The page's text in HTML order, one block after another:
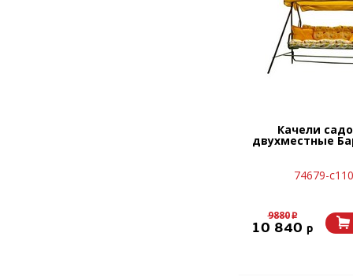
Качели
двухместные
74679-
9880p
10 840 p